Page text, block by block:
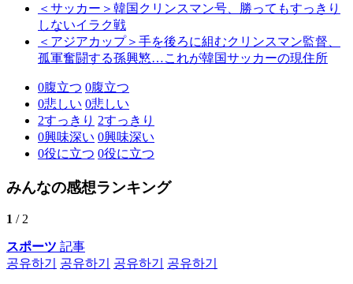
＜サッカー＞韓国クリンスマン号、勝ってもすっきり
しないイラク戦
＜アジアカップ＞手を後ろに組むクリンスマン監督、
孤軍奮闘する孫興慜…これが韓国サッカーの現住所
0腹立つ 0腹立つ
0悲しい 0悲しい
2すっきり 2すっきり
0興味深い 0興味深い
0役に立つ 0役に立つ
みんなの感想ランキング
1 / 2
スポーツ 記事
공유하기
공유하기 공유하기 공유하기